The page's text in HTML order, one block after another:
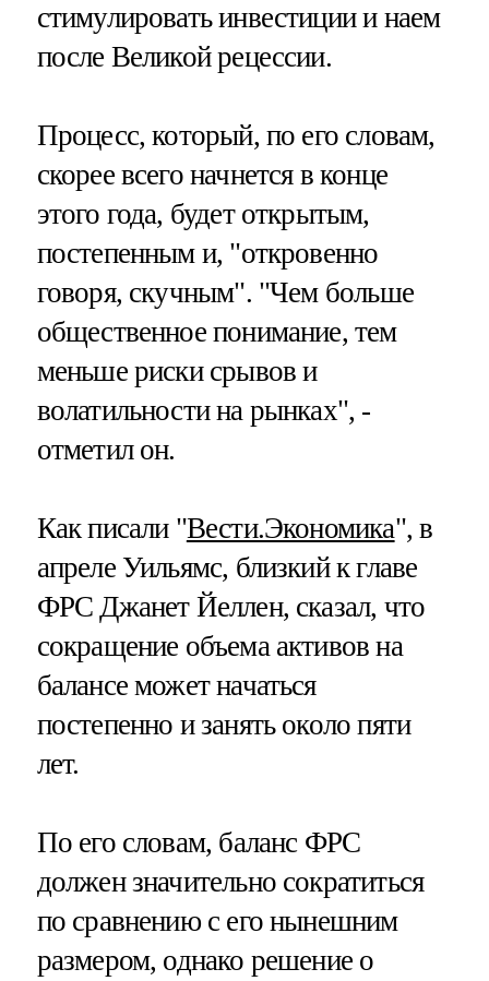
стимулировать инвестиции и наем
после Великой рецессии.
Процесс, который, по его словам,
скорее всего начнется в конце
этого года, будет открытым,
постепенным и, "откровенно
говоря, скучным". "Чем больше
общественное понимание, тем
меньше риски срывов и
волатильности на рынках", -
отметил он.
Как писали "Вести.Экономика", в
апреле Уильямс, близкий к главе
ФРС Джанет Йеллен, сказал, что
сокращение объема активов на
балансе может начаться
постепенно и занять около пяти
лет.
По его словам, баланс ФРС
должен значительно сократиться
по сравнению с его нынешним
размером, однако решение о